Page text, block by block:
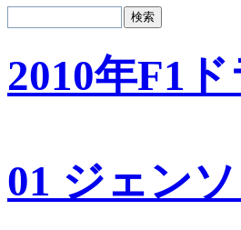
2010年F1
01 ジェン